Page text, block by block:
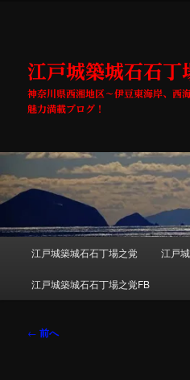
動
江戸城築城石石丁
神奈川県西湘地区～伊豆東海岸、西
魅力満載ブログ！
江戸城築城石石丁場之覚 江戸
江戸城築城石石丁場之覚FB
投
← 前へ